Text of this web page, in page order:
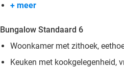
+ meer
Bungalow Standaard 6
Woonkamer met zithoek,
Keuken met kookgelegenheid,